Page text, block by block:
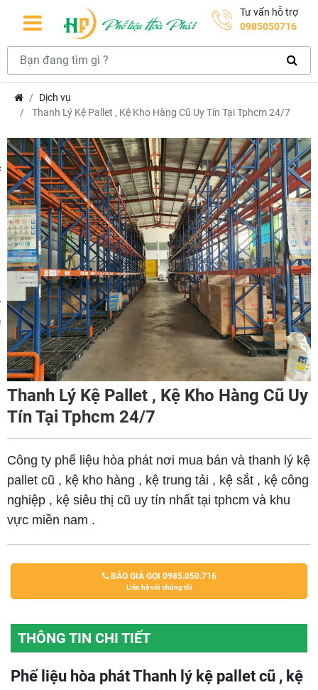
Tư vấn hỗ trợ
0985050716
Dịch vụ
Thanh Lý Kệ Pallet , Kệ Kho Hàng Cũ Uy Tín Tại Tphcm 24/7
Thanh Lý Kệ Pallet , Kệ Kho Hàng Cũ Uy
Tín Tại Tphcm 24/7
Công ty phế liệu hòa phát nơi mua bán và thanh lý kệ
pallet cũ , kệ kho hàng , kệ trung tải , kệ sắt , kệ công
nghiệp , kệ siêu thị cũ uy tín nhất tại tphcm và khu
vực miền nam .
BÁO GIÁ GỌI 0985.050.716
Liên hệ với chúng tôi
THÔNG TIN CHI TIẾT
Phế liệu hòa phát Thanh lý kệ pallet cũ , kệ